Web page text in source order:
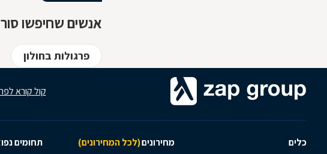
אנשים שחיפשו
פרגולות בחולון
קול קורא
כלים מחירונים(לכל המחירונים) תחומים